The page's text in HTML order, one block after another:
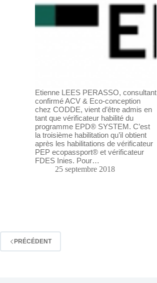
Etienne LEES PERASSO, consultant
confirmé ACV & Eco-conception
chez CODDE, vient d’être admis en
tant que vérificateur habilité du
programme EPD® SYSTEM. C’est
la troisième habilitation qu’il obtient
après les habilitations de vérificateur
PEP ecopassport® et vérificateur
FDES Inies. Pour…
25 septembre 2018
PRÉCÉDENT